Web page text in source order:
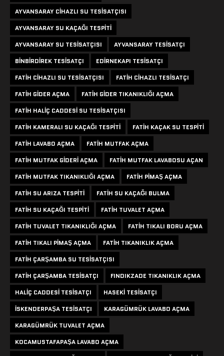
AYVANSARAY CIHAZLI SU TESISATÇISI
AYVANSARAY SU KAÇAĞI TESPITI
AYVANSARAY SU TESISATÇISI
AYVANSARAY TESISATÇI
BINBIRDIREK TESISATÇI
EDIRNEKAPI TESISATÇI
FATIH CIHAZLI SU TESISATÇISI
FATIH CIHAZLI TESISATÇI
FATIH GIDER AÇMA
FATIH GIDER TIKANIKLIĞI AÇMA
FATIH HALIÇ CADDESI SU TESISATÇISI
FATIH KAMERALI SU KAÇAĞI TESPITI
FATIH KAÇAK SU TESPITI
FATIH LAVABO AÇMA
FATIH MUTFAK AÇMA
FATIH MUTFAK GIDERI AÇMA
FATIH MUTFAK LAVABOSU AÇAN
FATIH MUTFAK TIKANIKLIĞI AÇMA
FATIH PIMAŞ AÇMA
FATIH SU ARIZA TESPITI
FATIH SU KAÇAĞI BULMA
FATIH SU KAÇAĞI TESPITI
FATIH TUVALET AÇMA
FATIH TUVALET TIKANIKLIĞI AÇMA
FATIH TIKALI BORU AÇMA
FATIH TIKALI PIMAŞ AÇMA
FATIH TIKANIKLIK AÇMA
FATIH ÇARŞAMBA SU TESISATÇISI
FATIH ÇARŞAMBA TESISATÇI
FINDIKZADE TIKANIKLIK AÇMA
HALIÇ CADDESI TESISATÇI
HASEKI TESISATÇI
ISKENDERPAŞA TESISATÇI
KARAGÜMRÜK LAVABO AÇMA
KARAGÜMRÜK TUVALET AÇMA
KOCAMUSTAFAPAŞA LAVABO AÇMA